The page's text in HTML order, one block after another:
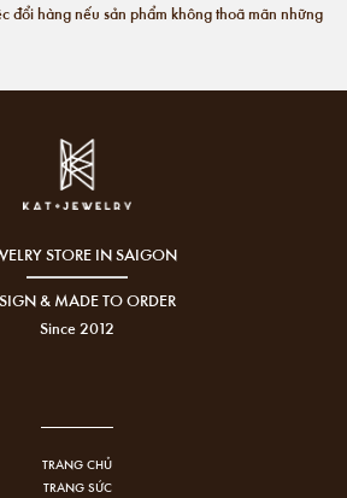
đổi hàng nếu sản phẩm không thoã mãn những
STORE IN SAIGON
& MADE TO ORDER
Since 2012
TRANG CHỦ
TRANG SỨC